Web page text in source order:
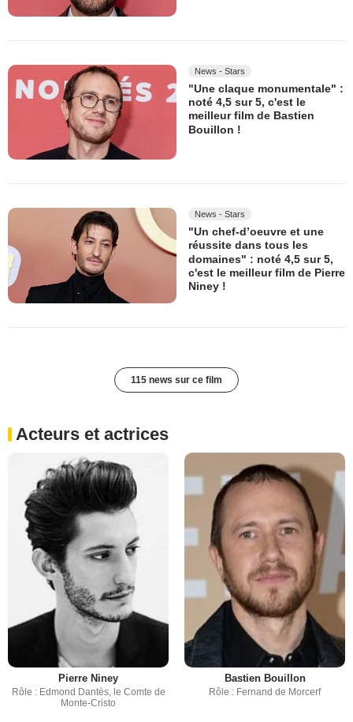
News - Stars
"Une claque monumentale" :
noté 4,5 sur 5, c'est le
meilleur film de Bastien
Bouillon !
News - Stars
"Un chef-d’oeuvre et une
réussite dans tous les
domaines" : noté 4,5 sur 5,
c'est le meilleur film de Pierre
Niney !
115 news sur ce film
Acteurs et actrices
Pierre Niney
Rôle : Edmond Dantès, le Comte de
Monte-Cristo
Bastien Bouillon
Rôle : Fernand de Morcerf